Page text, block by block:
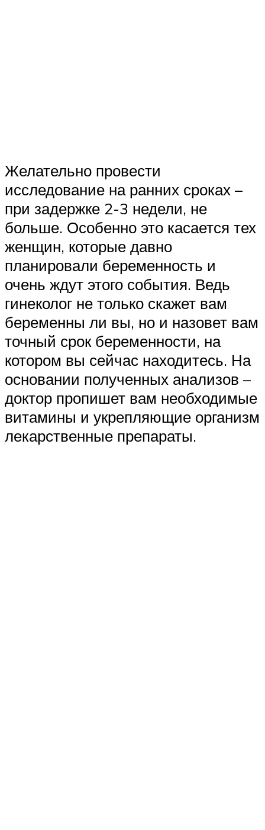
Желательно провести
исследование на ранних сроках –
при задержке 2-3 недели, не
больше. Особенно это касается тех
женщин, которые давно
планировали беременность и
очень ждут этого события. Ведь
гинеколог не только скажет вам
беременны ли вы, но и назовет вам
точный срок беременности, на
котором вы сейчас находитесь. На
основании полученных анализов –
доктор пропишет вам необходимые
витамины и укрепляющие организм
лекарственные препараты.